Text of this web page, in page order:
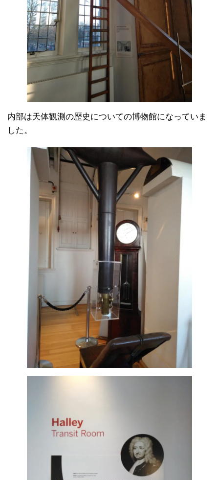
内部は天体観測の歴史についての博物館になっていま
した。